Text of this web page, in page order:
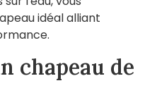
idéal alliant
chapeau de